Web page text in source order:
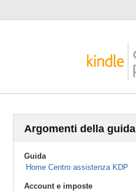
Argomenti della guida
Guida
Home Centro assistenza KDP
Account e imposte